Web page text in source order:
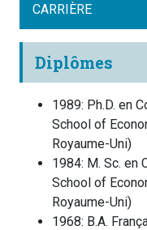
CARRIÈRE
Diplômes
1989: Ph.D. en
School of
Royaume-Uni)
1984: M. Sc. en
School of
Royaume-Uni)
1968: B.A.